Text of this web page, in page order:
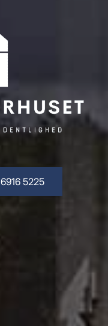
6916 5225